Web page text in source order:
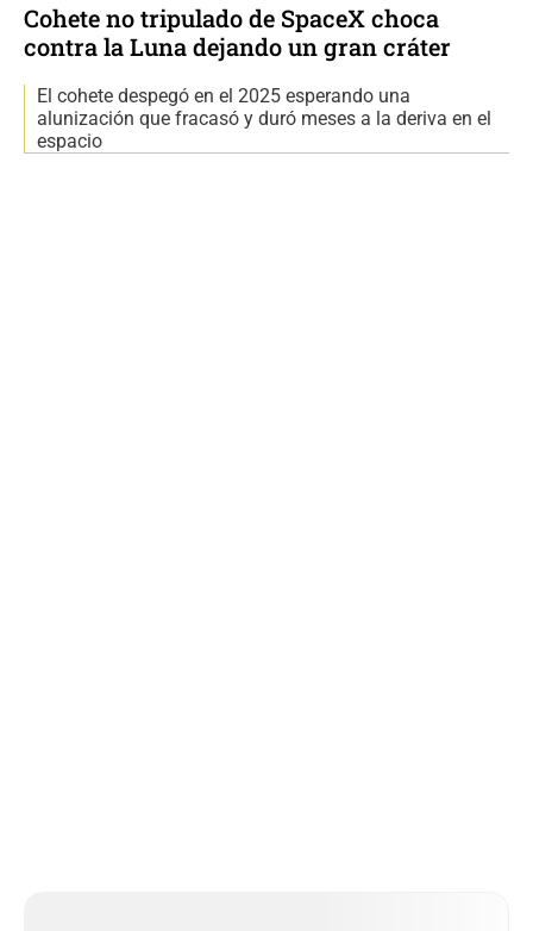
Cohete no tripulado de SpaceX choca
contra la Luna dejando un gran cráter
El cohete despegó en el 2025 esperando una
alunización que fracasó y duró meses a la deriva en el
espacio